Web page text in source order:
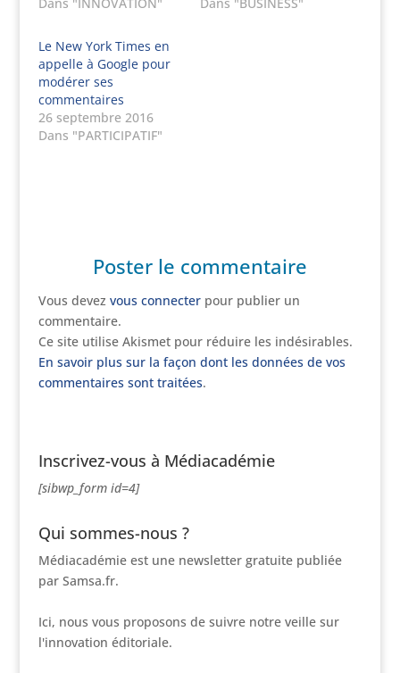
Le New York Times en
appelle à Google pour
modérer ses
commentaires
26 septembre 2016
Dans "PARTICIPATIF"
Poster le commentaire
Vous devez vous connecterpour publier un
commentaire.
Ce site utilise Akismet pour réduire les indésirables.
En savoir plus sur la façon dont les données de vos
commentaires sont traitées.
Inscrivez-vous à Médiacadémie
[sibwp_form id=4]
Qui sommes-nous ?
Médiacadémie est une newsletter gratuite publiée
par Samsa.fr.
Ici, nous vous proposons de suivre notre veille sur
l'innovation éditoriale.